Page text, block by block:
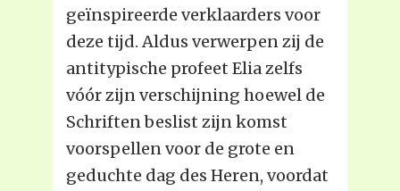
geïnspireerde verklaarders voor
deze tijd. Aldus verwerpen zij de
antitypische profeet Elia zelfs
vóór zijn verschijning hoewel de
Schriften beslist zijn komst
voorspellen voor de grote en
geduchte dag des Heren, voordat